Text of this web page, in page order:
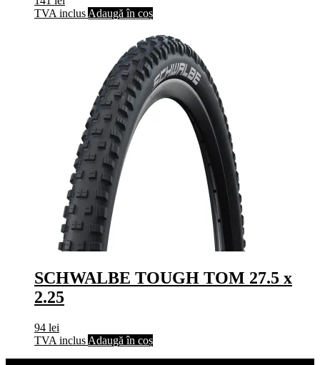
TVA inclus Adaugă în coș
SCHWALBE TOUGH TOM 27.5 x
2.25
94 lei
TVA inclus Adaugă în coș